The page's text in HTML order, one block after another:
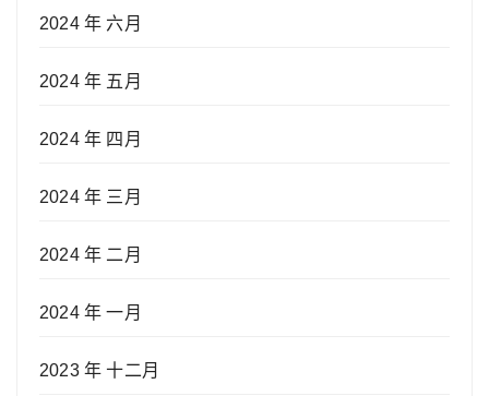
2024 年 六月
2024 年 五月
2024 年 四月
2024 年 三月
2024 年 二月
2024 年 一月
2023 年 十二月